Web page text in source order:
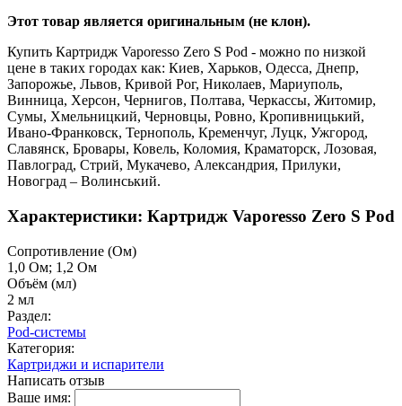
Этот товар является оригинальным (не клон).
Купить Картридж Vaporesso Zero S Pod - можно по низкой
цене в таких городах как: Киев, Харьков, Одесса, Днепр,
Запорожье, Львов, Кривой Рог, Николаев, Мариуполь,
Винница, Херсон, Чернигов, Полтава, Черкассы, Житомир,
Сумы, Хмельницкий, Черновцы, Ровно, Кропивницький,
Ивано-Франковск, Тернополь, Кременчуг, Луцк, Ужгород,
Славянск, Бровары, Ковель, Коломия, Краматорск, Лозовая,
Павлоград, Стрий, Мукачево, Александрия, Прилуки,
Новоград – Волинський.
Характеристики: Картридж Vaporesso Zero S Pod
Cопротивление (Ом)
1,0 Ом; 1,2 Ом
Объём (мл)
2 мл
Раздел:
Pod-системы
Категория:
Картриджи и испарители
Написать отзыв
Ваше имя: